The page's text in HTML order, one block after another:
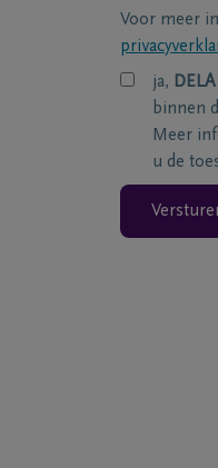
Voor meer
ja,
binnen
Meer
u de